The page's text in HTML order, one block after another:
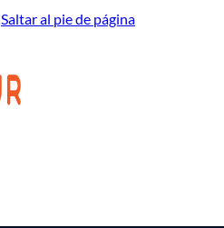
Saltar al pie de página